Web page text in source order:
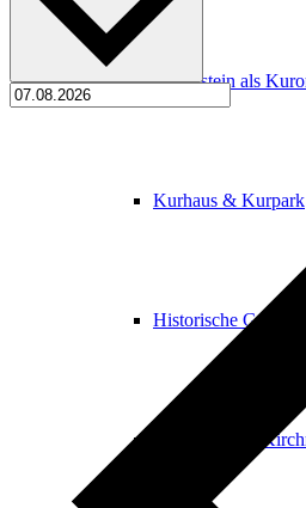
Königstein als
Kurhaus & Kurpark
Historische Gebäude
Ernst Ludwig